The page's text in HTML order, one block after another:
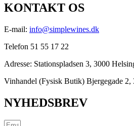
Grand
Syrah
2023
KONTAKT OS
E-mail: info@simplewines.dk
Telefon 51 55 17 22
Adresse: Stationspladsen 3, 3000
Vinhandel (Fysisk Butik) Bjergegade 2,
NYHEDSBREV